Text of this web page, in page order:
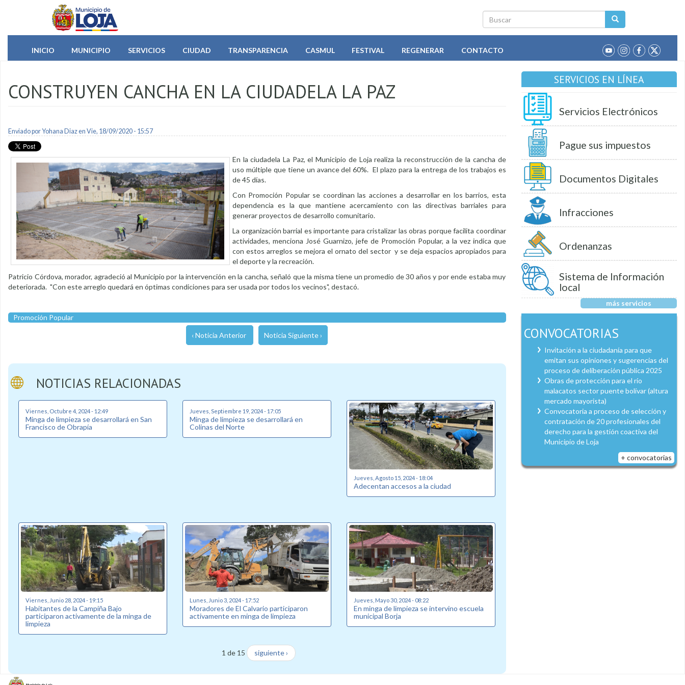
Pasar al contenido principal
Buscar
INICIO
MUNICIPIO SERVICIOS CIUDAD TRANSPARENCIA CASMUL FESTIVAL REGENERAR CONTACTO
CONSTRUYEN CANCHA EN LA CIUDADELA LA PAZ
Enviado porYohana Diazen Vie, 18/09/2020 - 15:57
En la ciudadela La Paz, el Municipio de Loja realiza la reconstrucción de la cancha de
uso múltiple que tiene un avance del 60%. El plazo para la entrega de los trabajos es
de 45 días.
Con Promoción Popular se coordinan las acciones a desarrollar en los barrios, esta
dependencia es la que mantiene acercamiento con las directivas barriales para
generar proyectos de desarrollo comunitario.
La organización barrial es importante para cristalizar las obras porque facilita coordinar
actividades, menciona José Guarnizo, jefe de Promoción Popular, a la vez indica que
con estos arreglos se mejora el ornato del sector y se deja espacios apropiados para
el deporte y la recreación.
Patricio Córdova, morador, agradeció al Municipio por la intervención en la cancha, señaló que la misma tiene un promedio de 30 años y por ende estaba muy
deteriorada. "Con este arreglo quedará en óptimas condiciones para ser usada por todos los vecinos", destacó.
Promoción Popular
‹ Noticia Anterior Noticia Siguiente ›
NOTICIAS RELACIONADAS
Viernes, Octubre 4, 2024 - 12:49
Minga de limpieza se desarrollará en San
Francisco de Obrapía
Jueves, Septiembre 19, 2024 - 17:05
Minga de limpieza se desarrollará en
Colinas del Norte
Jueves, Agosto 15, 2024 - 18:04
Adecentan accesos a la ciudad
Viernes, Junio 28, 2024 - 19:15
Habitantes de la Campiña Bajo
participaron activamente de la minga de
limpieza
Lunes, Junio 3, 2024 - 17:52
Moradores de El Calvario participaron
activamente en minga de limpieza
Jueves, Mayo 30, 2024 - 08:22
En minga de limpieza se intervino escuela
municipal Borja
1 de 15 siguiente ›
SERVICIOS EN LÍNEA
Servicios Electrónicos
Pague sus impuestos
Documentos Digitales
Infracciones
Ordenanzas
Sistema de Información
local
más servicios
CONVOCATORIAS
Invitación a la ciudadanía para que
emitan sus opiniones y sugerencias del
proceso de deliberación pública 2025
Obras de protección para el río
malacatos sector puente bolívar (altura
mercado mayorista)
Convocatoria a proceso de selección y
contratación de 20 profesionales del
derecho para la gestión coactiva del
Municipio de Loja
+ convocatorias